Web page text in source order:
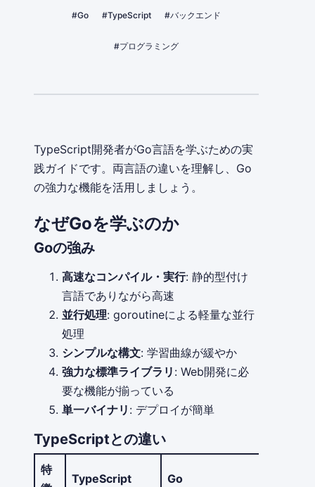
#Go #TypeScript #バックエンド
#プログラミング
TypeScript開発者がGo言語を学ぶための実
践ガイドです。両言語の違いを理解し、Go
の強力な機能を活用しましょう。
なぜGoを学ぶのか
Goの強み
高速なコンパイル・実行: 静的型付け
言語でありながら高速
並行処理: goroutineによる軽量な並行
処理
シンプルな構文: 学習曲線が緩やか
強力な標準ライブラリ : Web開発に必
要な機能が揃っている
単一バイナリ : デプロイが簡単
TypeScriptとの違い
特
TypeScript Go